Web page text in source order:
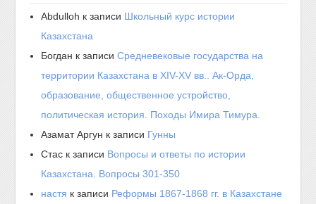
Abdulloh к записи Школьный курс истории
Казахстана
Богдан к записиСредневековые государства на
территории Казахстана в XIV-XV вв.. Ак-Орда,
образование, общественное устройство,
политическая история. Походы Имира Тимура.
Азамат Аргун к записи Гунны
Стас к записи Вопросы и ответы по истории
Казахстана. Вопросы 301-350
настя к записи Реформы 1867-1868 гг. в Казахстане